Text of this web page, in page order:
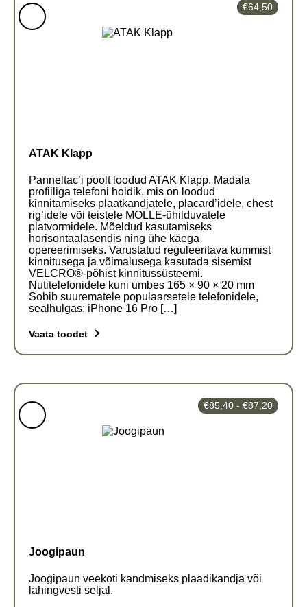
ATAK Klapp
Panneltac’i poolt loodud ATAK Klapp. Madala
profiiliga telefoni hoidik, mis on loodud
kinnitamiseks plaatkandjatele, placard’idele, chest
rig’idele või teistele MOLLE-ühilduvatele
platvormidele. Mõeldud kasutamiseks
horisontaalasendis ning ühe käega
opereerimiseks. Varustatud reguleeritava kummist
kinnitusega ja võimalusega kasutada sisemist
VELCRO®-põhist kinnitussüsteemi.
Nutitelefonidele kuni umbes 165 × 90 × 20 mm
Sobib suurematele populaarsetele telefonidele,
sealhulgas: iPhone 16 Pro […]
Vaata toodet
€64,50
Joogipaun
Joogipaun veekoti kandmiseks plaadikandja või
lahingvesti seljal.
€85,40 - €87,20
€85,40